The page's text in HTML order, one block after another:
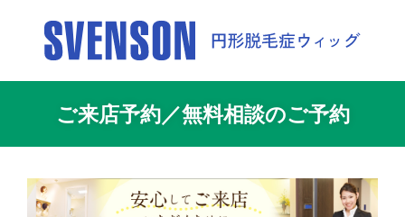
ご来店予約／無料相談のご予約